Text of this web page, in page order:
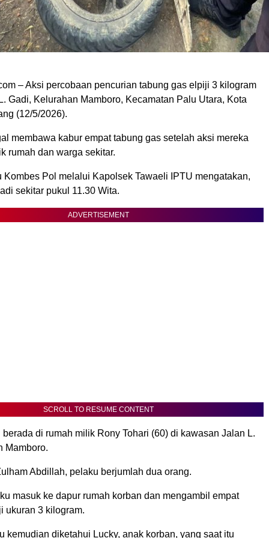
– Aksi percobaan pencurian tabung gas elpiji 3 kilogram
Gadi, Kelurahan Mamboro, Kecamatan Palu Utara, Kota
(12/5/2026).
membawa kabur empat tabung gas setelah aksi mereka
rumah dan warga sekitar.
Kombes Pol melalui Kapolsek Tawaeli IPTU mengatakan,
sekitar pukul 11.30 Wita.
ADVERTISEMENT
SCROLL TO RESUME CONTENT
di rumah milik Rony Tohari (60) di kawasan Jalan L.
Mamboro.
Abdillah, pelaku berjumlah dua orang.
masuk ke dapur rumah korban dan mengambil empat
ukuran 3 kilogram.
kemudian diketahui Lucky, anak korban, yang saat itu